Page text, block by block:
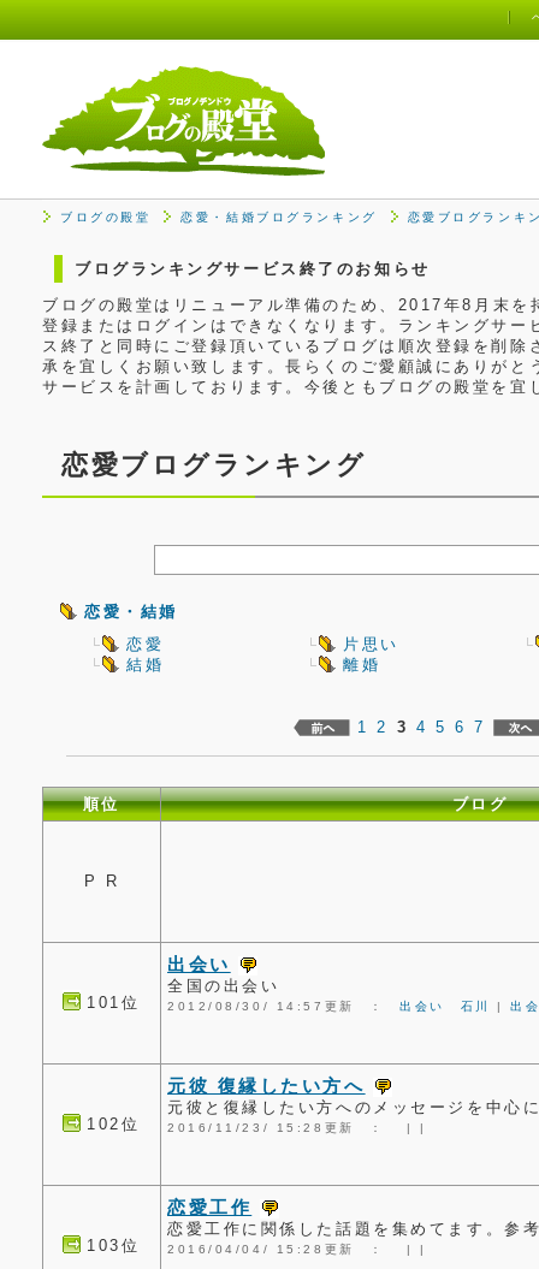
ブログの殿堂 恋愛・結婚ブログランキング 恋愛ブログランキ
ブログランキングサービス終了のお知らせ
ブログの殿堂はリニューアル準備のため、2017年8月末
登録またはログインはできなくなります。ランキングサ
ス終了と同時にご登録頂いているブログは順次登録を削
承を宜しくお願い致します。長らくのご愛顧誠にありが
サービスを計画しております。今後ともブログの殿堂を宜
恋愛ブログランキング
恋愛・結婚
恋愛
片思い
結婚
離婚
1 2 3 4 5 6 7
順位 ブログ
P R
101位
出会い
全国の出会い
2012/08/30/ 14:57更新 ：出会い 石川 |出
102位
元彼 復縁したい方へ
元彼と復縁したい方へのメッセージを中心
2016/11/23/ 15:28更新 ： | |
103位
恋愛工作
恋愛工作に関係した話題を集めてます。参
2016/04/04/ 15:28更新 ： | |